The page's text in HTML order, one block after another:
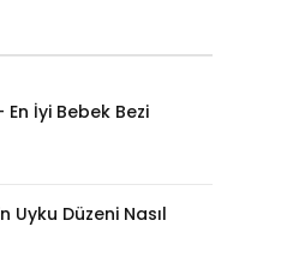
İyi Bebek Bezi
Uyku Düzeni Nasıl